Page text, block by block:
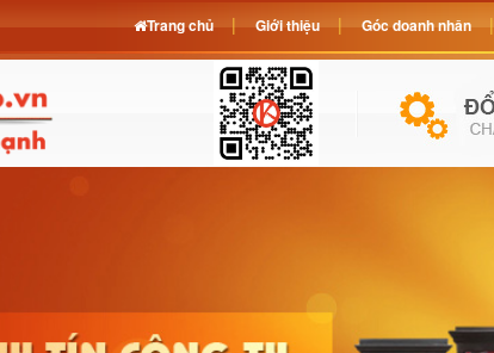
Trang chủ Giới thiệu Góc doanh nhân